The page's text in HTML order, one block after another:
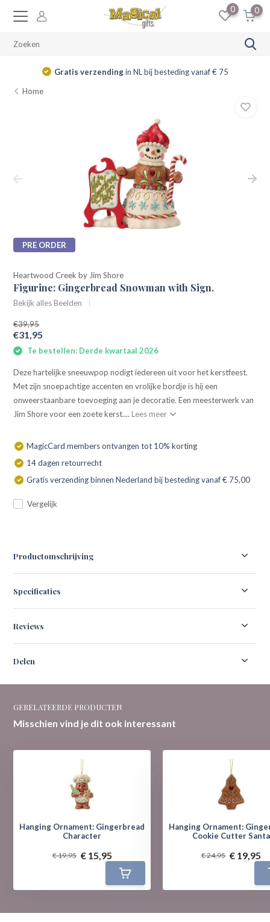
0 0
Gratis verzendingin NL bij besteding vanaf € 75
Home
PRE ORDER
Heartwood Creek by Jim Shore
Figurine: Gingerbread Snowman with Sign.
Bekijk alles Beelden
€39,95
€31,95
Te bestellen: Derde kwartaal 2026
Deze hartelijke sneeuwpop nodigt iedereen uit voor het kerstfeest.
Met zijn snoepachtige accenten en vrolijke bordje is hij een
onweerstaanbare toevoeging aan je decoratie. Een meesterwerk van
Jim Shore voor een zoete kerst.... Lees meer
MagicCard members ontvangen tot 10% korting
14 dagen retourrecht
Gratis verzending binnen Nederland bij besteding vanaf € 75,00
Vergelijk
Productomschrijving
Specificaties
Reviews
Delen
GERELATEERDE PRODUCTEN
Misschien vind je dit ook interessant
Hanging Ornament: Gingerbread
Character
€ 19,95 € 15,95
Hanging Ornament:
Cookie Cutter Santa
€ 24,95 € 19,95